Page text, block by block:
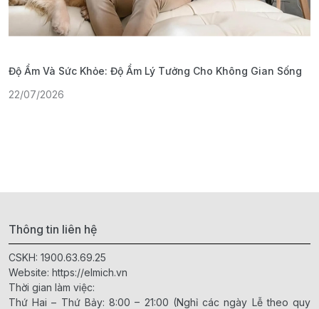
Độ Ẩm Và Sức Khỏe: Độ Ẩm Lý Tưởng Cho Không Gian Sống
22/07/2026
Thông tin liên hệ
CSKH: 1900.63.69.25
Website: https://elmich.vn
Thời gian làm việc:
Thứ Hai – Thứ Bảy: 8:00 – 21:00 (Nghỉ các ngày Lễ theo quy